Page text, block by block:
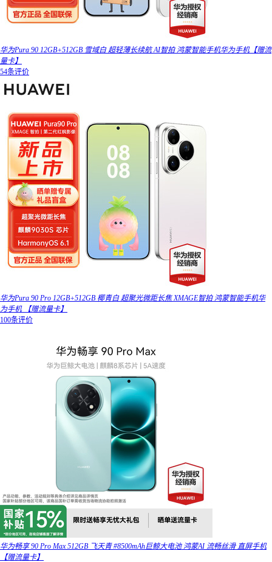
华为Pura 90 12GB+512GB 雪域白 超轻薄长续航 AI智拍 鸿蒙智能手机华为手机【赠流
量卡】
54条评价
华为Pura 90 Pro 12GB+512GB 椰青白 超聚光微距长焦 XMAGE智拍 鸿蒙智能手机华
为手机 【赠流量卡】
100条评价
华为畅享 90 Pro Max 512GB 飞天青 #8500mAh巨鲸大电池 鸿蒙AI 流畅丝滑 直屏手机
【赠流量卡】